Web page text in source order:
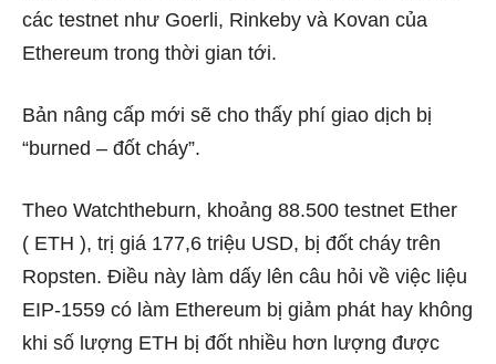
các testnet như Goerli, Rinkeby và Kovan của
Ethereum trong thời gian tới.
Bản nâng cấp mới sẽ cho thấy phí giao dịch bị
“burned – đốt cháy”.
Theo Watchtheburn, khoảng 88.500 testnet Ether
( ETH ), trị giá 177,6 triệu USD, bị đốt cháy trên
Ropsten. Điều này làm dấy lên câu hỏi về việc liệu
EIP-1559 có làm Ethereum bị giảm phát hay không
khi số lượng ETH bị đốt nhiều hơn lượng được